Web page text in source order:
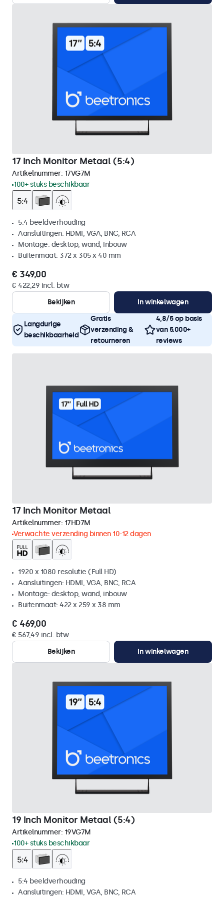
17 Inch Monitor Metaal (5:4)
Artikelnummer: 17VG7M
100+ stuks beschikbaar
5:4 beeldverhouding
Aansluitingen: HDMI, VGA, BNC, RCA
Montage: desktop, wand, inbouw
Buitenmaat: 372 x 305 x 40 mm
€ 349,00
€ 422,29 incl. btw
Bekijken
In winkelwagen
Langdurige
beschikbaarheid
Gratis
verzending &
retourneren
4,8/5 op basis
van 5.000+
reviews
17 Inch Monitor Metaal
Artikelnummer: 17HD7M
Verwachte verzending binnen 10-12 dagen
1920 x 1080 resolutie (Full HD)
Aansluitingen: HDMI, VGA, BNC, RCA
Montage: desktop, wand, inbouw
Buitenmaat: 422 x 259 x 38 mm
€ 469,00
€ 567,49 incl. btw
Bekijken
In winkelwagen
19 Inch Monitor Metaal (5:4)
Artikelnummer: 19VG7M
100+ stuks beschikbaar
5:4 beeldverhouding
Aansluitingen: HDMI, VGA, BNC, RCA